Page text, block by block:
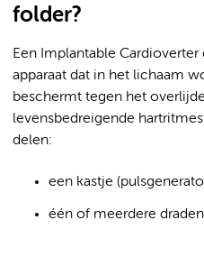
folder?
Een Implantable Cardioverter
apparaat dat in het lichaam
beschermt tegen het
levensbedreigende
delen:
een kastje
één of meerdere draden